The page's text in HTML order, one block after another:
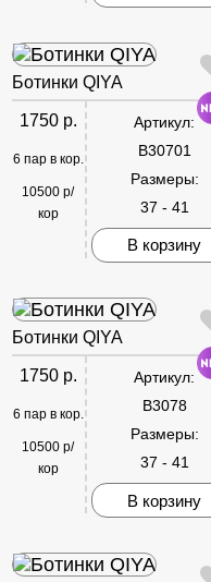
Ботинки QIYA
1750 р.
6 пар в кор.
10500 р/
кор
Артикул:
B30701
Размеры:
37 - 41
В корзину
Ботинки QIYA
1750 р.
6 пар в кор.
10500 р/
кор
Артикул:
B3078
Размеры:
37 - 41
В корзину